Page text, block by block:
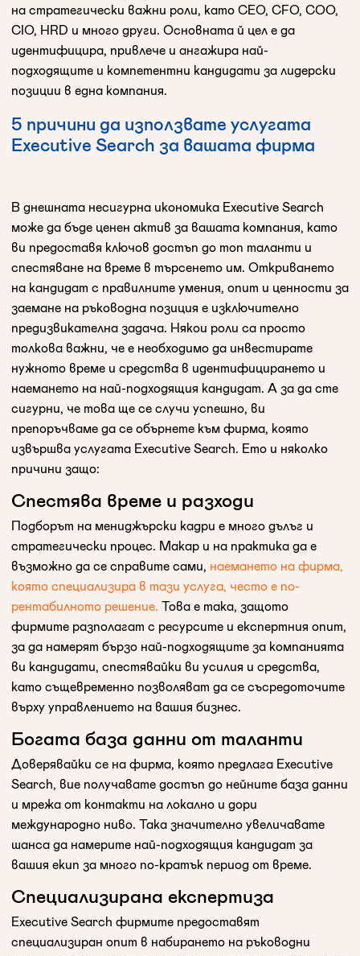
на стратегически важни роли, като CEO, CFO, COO,
CIO, HRD и много други. Основната й цел е да
идентифицира, привлече и ангажира най-
подходящите и компетентни кандидати за лидерски
позиции в една компания.
5 причини да използвате услугата
Executive Search за вашата фирма
В днешната несигурна икономика Executive Search
може да бъде ценен актив за вашата компания, като
ви предоставя ключов достъп до топ таланти и
спестяване на време в търсенето им. Откриването
на кандидат с правилните умения, опит и ценности за
заемане на ръководна позиция е изключително
предизвикателна задача. Някои роли са просто
толкова важни, че е необходимо да инвестирате
нужното време и средства в идентифицирането и
наемането на най-подходящия кандидат. А за да сте
сигурни, че това ще се случи успешно, ви
препоръчваме да се обърнете към фирма, която
извършва услугата Executive Search. Ето и няколко
причини защо:
Спестява време и разходи
Подборът на мениджърски кадри е много дълъг и
стратегически процес. Макар и на практика да е
възможно да се справите сами, наемането на фирма,
която специализира в тази услуга, често е по-
рентабилното решение. Това е така, защото
фирмите разполагат с ресурсите и експертния опит,
за да намерят бързо най-подходящите за компанията
ви кандидати, спестявайки ви усилия и средства,
като същевременно позволяват да се съсредоточите
върху управлението на вашия бизнес.
Богата база данни от таланти
Доверявайки се на фирма, която предлага Executive
Search, вие получавате достъп до нейните база данни
и мрежа от контакти на локално и дори
международно ниво. Така значително увеличавате
шанса да намерите най-подходящия кандидат за
вашия екип за много по-кратък период от време.
Специализирана експертиза
Executive Search фирмите предоставят
специализиран опит в набирането на ръководни